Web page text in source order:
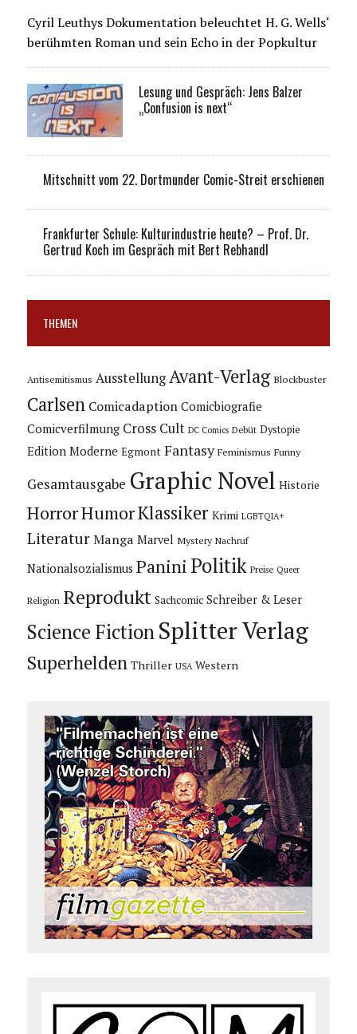
Cyril Leuthys Dokumentation beleuchtet H. G. Wells‘
berühmten Roman und sein Echo in der Popkultur
Lesung und Gespräch: Jens Balzer
„Confusion is next“
Mitschnitt vom 22. Dortmunder Comic-Streit erschienen
Frankfurter Schule: Kulturindustrie heute? – Prof. Dr.
Gertrud Koch im Gespräch mit Bert Rebhandl
THEMEN
Antisemitismus Ausstellung Avant-Verlag Blockbuster
Carlsen Comicadaption Comicbiografie
Comicverfilmung Cross Cult DC Comics Debüt Dystopie
Edition Moderne Egmont Fantasy Feminismus Funny
Gesamtausgabe Graphic Novel Historie
HorrorHumorKlassiker Krimi LGBTQIA+
Literatur Manga Marvel Mystery Nachruf
Nationalsozialismus Panini Politik Preise Queer
Religion Reprodukt Sachcomic Schreiber & Leser
Science Fiction Splitter Verlag
Superhelden Thriller USA Western